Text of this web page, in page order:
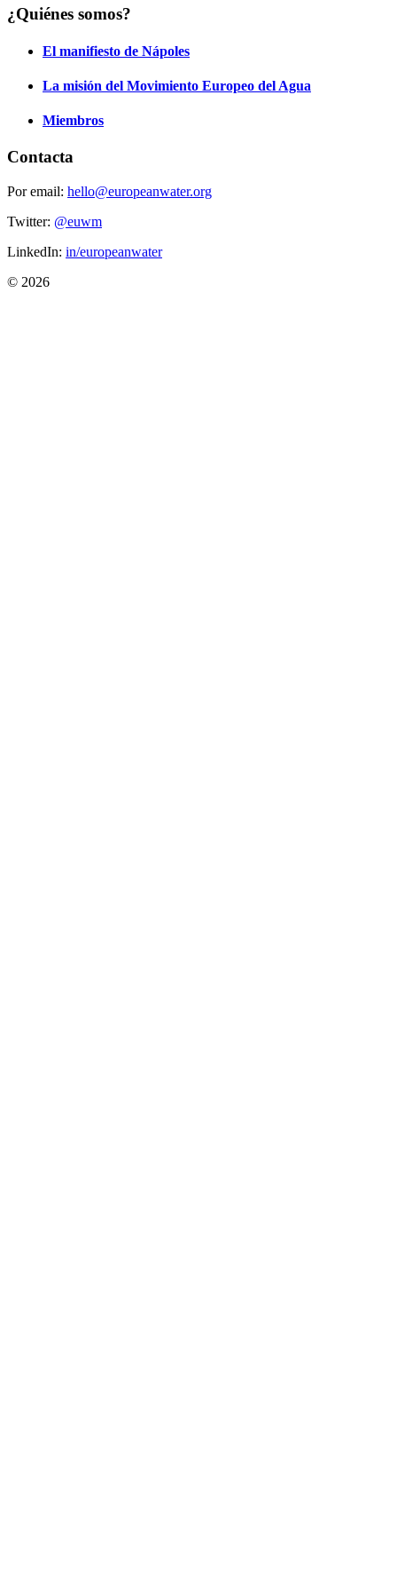
¿Quiénes somos?
El manifiesto de Nápoles
La misión del Movimiento Europeo del Agua
Miembros
Contacta
Por email: hello@europeanwater.org
Twitter: @euwm
LinkedIn: in/europeanwater
© 2026